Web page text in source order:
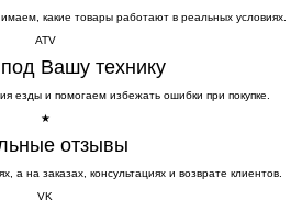
какие товары работают в реальных условиях.
ATV
Вашу технику
езды и помогаем избежать ошибки при покупке.
★
отзывы
а на заказах, консультациях и возврате клиентов.
VK